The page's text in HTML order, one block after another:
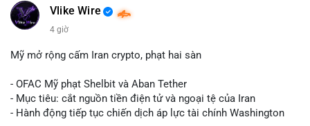
Vlike Wire
4 giờ
Mỹ mở rộng cấm Iran crypto, phạt hai sàn
- OFAC Mỹ phạt Shelbit và Aban Tether
- Mục tiêu: cắt nguồn tiền điện tử và ngoại tệ của Iran
- Hành động tiếp tục chiến dịch áp lực tài chính Washington